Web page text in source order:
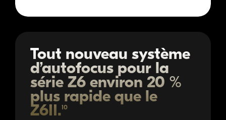
Tout nouveau système
d’autofocus pour la
série Z6 environ 20 %
plus rapide que le
Z6II.10